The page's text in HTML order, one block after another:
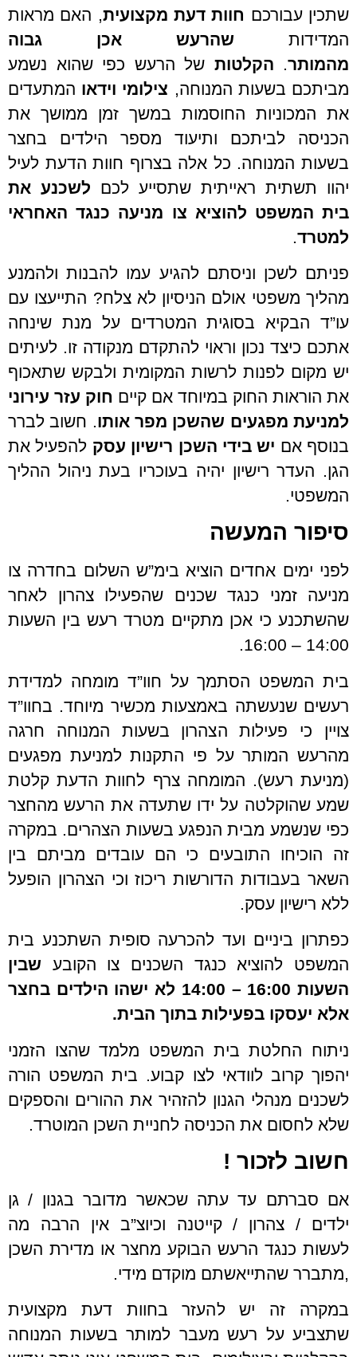
שתכין עבורכם חוות דעת מקצועית , האם מראות
המדידות שהרעש אכן גבוה
מהמותר
הקלטות של הרעש כפי שהוא נשמע
מביתכם בשעות המנוחה, צילומי וידאו המתעדים
את המכוניות החוסמות במשך זמן ממושך את
הכניסה לביתכם ותיעוד מספר הילדים בחצר
בשעות המנוחה. כל אלה בצרוף חוות הדעת לעיל
יהוו תשתית ראייתית שתסייע לכם לשכנע את
בית המשפט להוציא צו מניעה כנגד האחראי
למטרד
פניתם לשכן וניסתם להגיע עמו להבנות ולהמנע
מהליך משפטי אולם הניסיון לא צלח? התייעצו עם
עו”ד הבקיא בסוגית המטרדים על מנת שינחה
אתכם כיצד נכון וראוי להתקדם מנקודה זו. לעיתים
יש מקום לפנות לרשות המקומית ולבקש שתאכוף
את הוראות החוק במיוחד אם קיים חוק עזר עירוני
למניעת מפגעים שהשכן מפר אותו. חשוב לברר
בנוסף אם יש בידי השכן רישיון עסק להפעיל את
הגן. העדר רישיון יהיה בעוכריו בעת ניהול ההליך
המשפטי.
סיפור המעשה
לפני ימים אחדים הוציא בימ”ש השלום בחדרה צו
מניעה זמני כנגד שכנים שהפעילו צהרון לאחר
שהשתכנע כי אכן מתקיים מטרד רעש בין השעות
14:00 – 16:00.
בית המשפט הסתמך על חוו”ד מומחה למדידת
רעשים שנעשתה באמצעות מכשיר מיוחד. בחוו”ד
צויין כי פעילות הצהרון בשעות המנוחה חרגה
מהרעש המותר על פי התקנות למניעת מפגעים
(מניעת רעש). המומחה צרף לחוות הדעת קלטת
שמע שהוקלטה על ידו שתעדה את הרעש מהחצר
כפי שנשמע מבית הנפגע בשעות הצהרים. במקרה
זה הוכיחו התובעים כי הם עובדים מביתם בין
השאר בעבודות הדורשות ריכוז וכי הצהרון הופעל
ללא רישיון עסק.
כפתרון ביניים ועד להכרעה סופית השתכנע בית
המשפט להוציא כנגד השכנים צו הקובע שבין
השעות 16:00 – 14:00 לא ישהו הילדים בחצר
אלא יעסקו בפעילות בתוך הבית.
ניתוח החלטת בית המשפט מלמד שהצו הזמני
יהפוך קרוב לוודאי לצו קבוע. בית המשפט הורה
לשכנים מנהלי הגנון להזהיר את ההורים והספקים
שלא לחסום את הכניסה לחניית השכן המוטרד.
חשוב לזכור !
אם סברתם עד עתה שכאשר מדובר בגנון / גן
ילדים / צהרון / קייטנה וכיוצ”ב אין הרבה מה
לעשות כנגד הרעש הבוקע מחצר או מדירת השכן
,מתברר שהתייאשתם מוקדם מידי.
במקרה זה יש להעזר בחוות דעת מקצועית
שתצביע על רעש מעבר למותר בשעות המנוחה